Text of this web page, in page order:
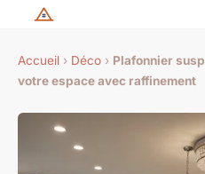
Accueil › Déco › Plafonnier
votre espace avec raffinement